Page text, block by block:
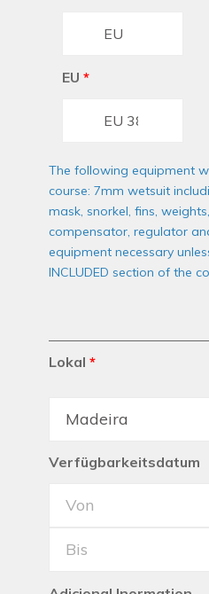
EU *
The following equipment
course: 7mm wetsuit
mask, snorkel, fins,
compensator, regulator
equipment necessary
INCLUDED section of the
Lokal *
Verfügbarkeitsdatum